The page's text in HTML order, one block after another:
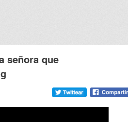
señora que